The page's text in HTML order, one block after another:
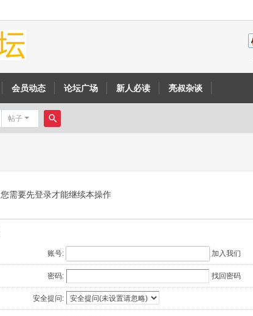
会员动态 论坛广场 新人必读 亮叔杂谈
帖子
搜
您需要先登录才能继续本操作
账号: 加入我们
密码: 找回密码
安全提问: